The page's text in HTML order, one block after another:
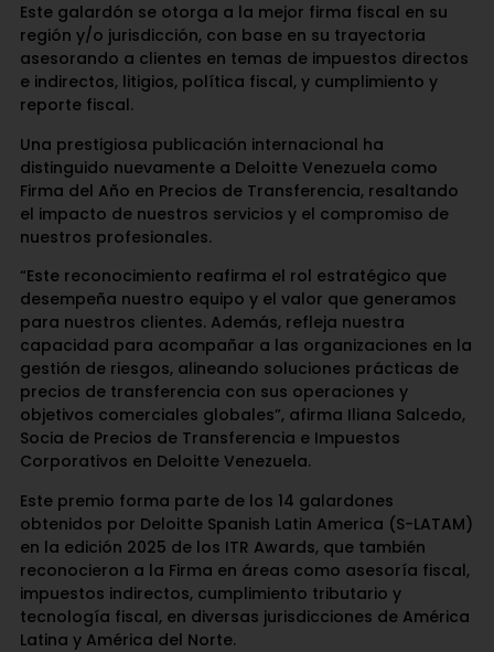
Este galardón se otorga a la mejor firma fiscal en su
región y/o jurisdicción, con base en su trayectoria
asesorando a clientes en temas de impuestos directos
e indirectos, litigios, política fiscal, y cumplimiento y
reporte fiscal.
Una prestigiosa publicación internacional ha
distinguido nuevamente a Deloitte Venezuela como
Firma del Año en Precios de Transferencia, resaltando
el impacto de nuestros servicios y el compromiso de
nuestros profesionales.
“Este reconocimiento reafirma el rol estratégico que
desempeña nuestro equipo y el valor que generamos
para nuestros clientes. Además, refleja nuestra
capacidad para acompañar a las organizaciones en la
gestión de riesgos, alineando soluciones prácticas de
precios de transferencia con sus operaciones y
objetivos comerciales globales”, afirma Iliana Salcedo,
Socia de Precios de Transferencia e Impuestos
Corporativos en Deloitte Venezuela.
Este premio forma parte de los 14 galardones
obtenidos por Deloitte Spanish Latin America (S-LATAM)
en la edición 2025 de los ITR Awards, que también
reconocieron a la Firma en áreas como asesoría fiscal,
impuestos indirectos, cumplimiento tributario y
tecnología fiscal, en diversas jurisdicciones de América
Latina y América del Norte.